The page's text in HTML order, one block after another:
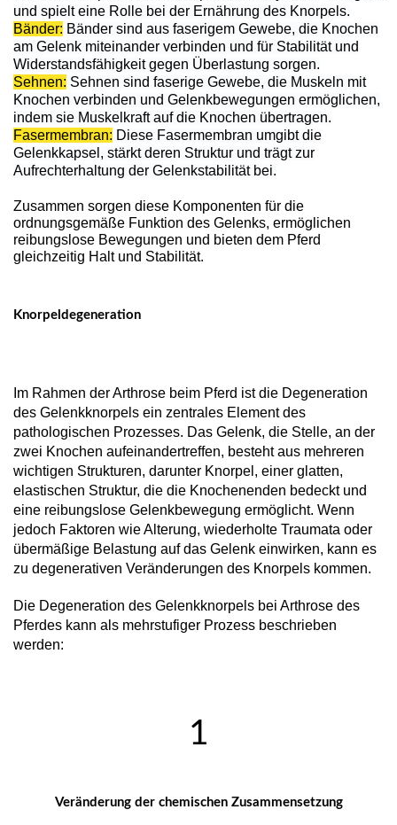
und spielt eine Rolle bei der Ernährung des Knorpels.
Bänder: Bänder sind aus faserigem Gewebe, die Knochen
am Gelenk miteinander verbinden und für Stabilität und
Widerstandsfähigkeit gegen Überlastung sorgen.
Sehnen: Sehnen sind faserige Gewebe, die Muskeln mit
Knochen verbinden und Gelenkbewegungen ermöglichen,
indem sie Muskelkraft auf die Knochen übertragen.
Fasermembran: Diese Fasermembran umgibt die
Gelenkkapsel, stärkt deren Struktur und trägt zur
Aufrechterhaltung der Gelenkstabilität bei.
Zusammen sorgen diese Komponenten für die
ordnungsgemäße Funktion des Gelenks, ermöglichen
reibungslose Bewegungen und bieten dem Pferd
gleichzeitig Halt und Stabilität.
Knorpeldegeneration
Im Rahmen der Arthrose beim Pferd ist die Degeneration
des Gelenkknorpels ein zentrales Element des
pathologischen Prozesses. Das Gelenk, die Stelle, an der
zwei Knochen aufeinandertreffen, besteht aus mehreren
wichtigen Strukturen, darunter Knorpel, einer glatten,
elastischen Struktur, die die Knochenenden bedeckt und
eine reibungslose Gelenkbewegung ermöglicht. Wenn
jedoch Faktoren wie Alterung, wiederholte Traumata oder
übermäßige Belastung auf das Gelenk einwirken, kann es
zu degenerativen Veränderungen des Knorpels kommen.
Die Degeneration des Gelenkknorpels bei Arthrose des
Pferdes kann als mehrstufiger Prozess beschrieben
werden:
1
Veränderung der chemischen Zusammensetzung